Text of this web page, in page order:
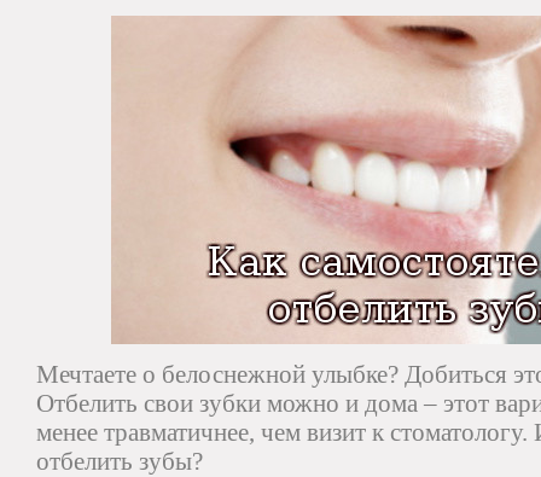
Мечтаете о белоснежной улыбке? Добиться
Отбелить свои зубки можно и дома – этот
менее травматичнее, чем визит к
отбелить зубы?